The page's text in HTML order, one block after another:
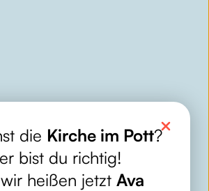
die Kirche im Pott?
bist du richtig!
heißen jetztAva